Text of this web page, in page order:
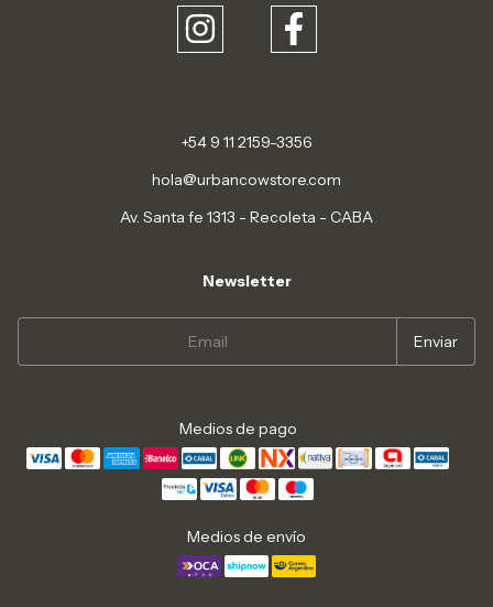
+54 9 11 2159-3356
hola@urbancowstore.com
Av. Santa fe 1313 - Recoleta - CABA
Newsletter
Medios de pago
Medios de envío